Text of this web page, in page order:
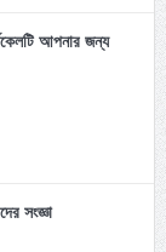
আপনার জন্য
সংজ্ঞা